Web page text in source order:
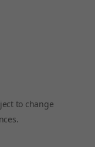
to change